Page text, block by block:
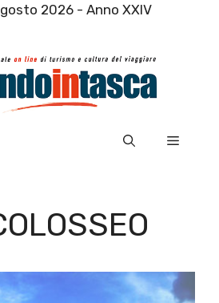
2026 - Anno XXIV
Menu